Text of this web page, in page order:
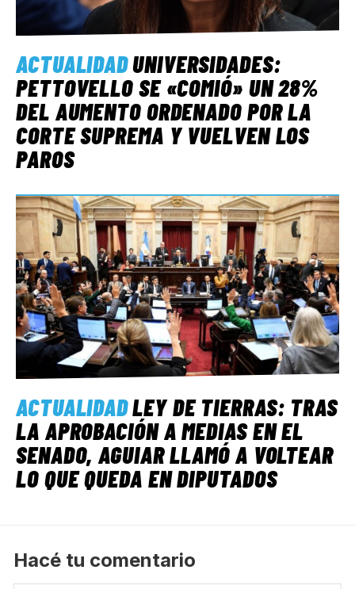
ACTUALIDADUNIVERSIDADES:
PETTOVELLO SE «COMIÓ» UN 28%
DEL AUMENTO ORDENADO POR LA
CORTE SUPREMA Y VUELVEN LOS
PAROS
ACTUALIDADLEY DE TIERRAS: TRAS
LA APROBACIÓN A MEDIAS EN EL
SENADO, AGUIAR LLAMÓ A VOLTEAR
LO QUE QUEDA EN DIPUTADOS
Hacé tu comentario